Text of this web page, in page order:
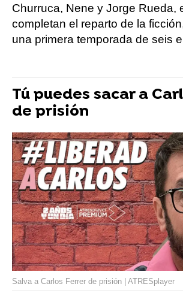
Churruca, Nene y Jorge Rueda,
completan el reparto de la
una primera temporada de seis
Tú puedes sacar a
de prisión
Salva a Carlos Ferrer de prisión | ATRESplayer